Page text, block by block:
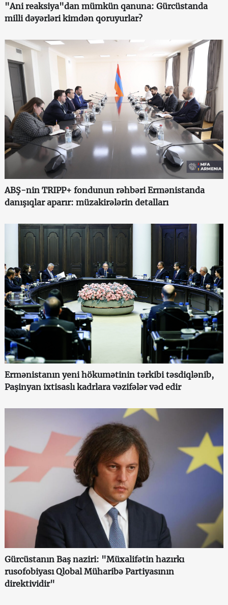
"Ani reaksiya"dan mümkün qanuna: Gürcüstanda
milli dəyərləri kimdən qoruyurlar?
ABŞ-nin TRIPP+ fondunun rəhbəri Ermənistanda
danışıqlar aparır: müzakirələrin detalları
Ermənistanın yeni hökumətinin tərkibi təsdiqlənib,
Paşinyan ixtisaslı kadrlara vəzifələr vəd edir
Gürcüstanın Baş naziri: "Müxalifətin hazırkı
rusofobiyası Qlobal Müharibə Partiyasının
direktividir"